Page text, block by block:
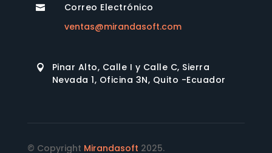

Correo Electrónico
ventas@mirandasoft.com

Pinar Alto, Calle I y Calle C, Sierra
Nevada 1, Oficina 3N, Quito -Ecuador
© Copyright Mirandasoft 2025.